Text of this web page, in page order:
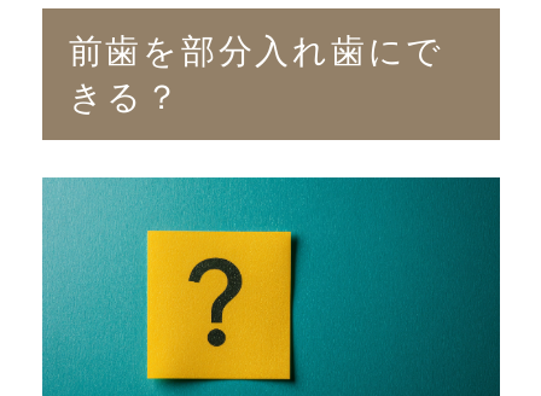
前歯を部分入れ歯にで
きる？